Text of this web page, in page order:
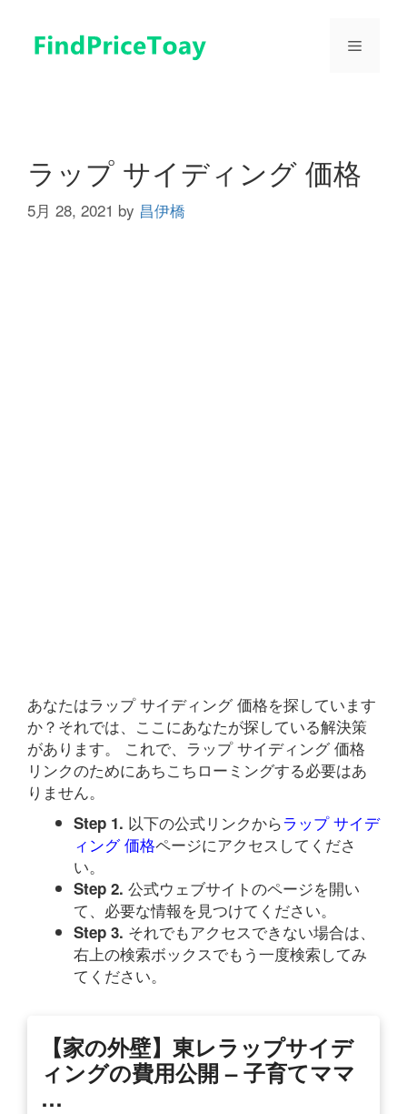
メ
ラップ サイディング 価格
5月 28, 2021 by 昌伊橋
あなたはラップ サイディング 価格を探しています
か？それでは、ここにあなたが探している解決策
があります。 これで、ラップ サイディング 価格
リンクのためにあちこちローミングする必要はあ
りません。
Step 1. 以下の公式リンクからラップ サイデ
ィング 価格ページにアクセスしてくださ
い。
Step 2. 公式ウェブサイトのページを開い
て、必要な情報を見つけてください。
Step 3. それでもアクセスできない場合は、
右上の検索ボックスでもう一度検索してみ
てください。
【家の外壁】東レラップサイデ
ィングの費用公開 – 子育てママ
…